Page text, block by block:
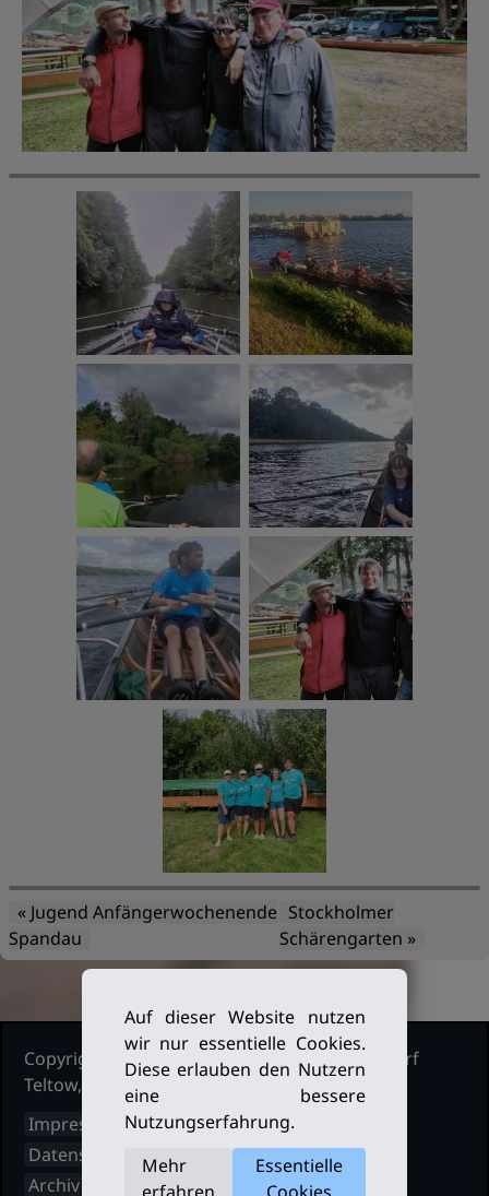
« Jugend Anfängerwochenende
Spandau
Stockholmer
Schärengarten »
Copyright Ruderclub Kleinmachnow Stahnsdorf
Teltow, 2026. Alle Rechte vorbehalten.
Impressum
Datenschutz
Archiv
Auf dieser Website nutzen
wir nur essentielle Cookies.
Diese erlauben den Nutzern
eine bessere
Nutzungserfahrung.
Mehr
Essentielle